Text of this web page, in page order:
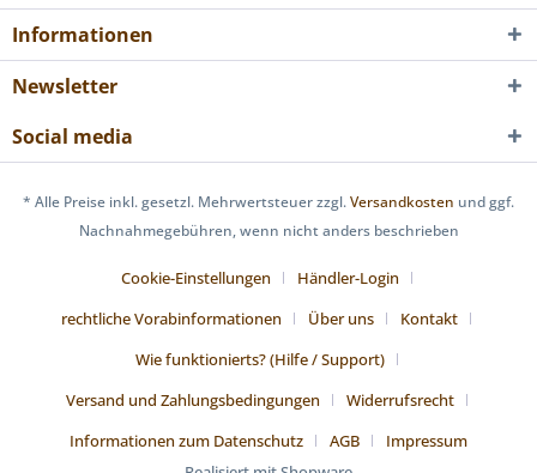
Informationen
Newsletter
Social media
* Alle Preise inkl. gesetzl. Mehrwertsteuer zzgl.Versandkosten und ggf.
Nachnahmegebühren, wenn nicht anders beschrieben
Cookie-Einstellungen
Händler-Login
rechtliche Vorabinformationen
Über uns
Kontakt
Wie funktionierts? (Hilfe / Support)
Versand und Zahlungsbedingungen
Widerrufsrecht
Informationen zum Datenschutz
AGB
Impressum